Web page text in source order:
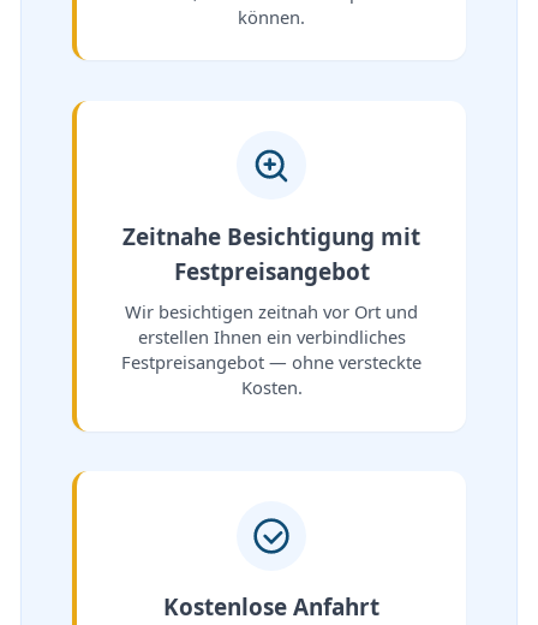
können.
Zeitnahe Besichtigung mit
Festpreisangebot
Wir besichtigen zeitnah vor Ort und
erstellen Ihnen ein verbindliches
Festpreisangebot — ohne versteckte
Kosten.
Kostenlose Anfahrt